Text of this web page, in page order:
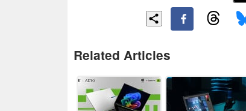
Related Articles